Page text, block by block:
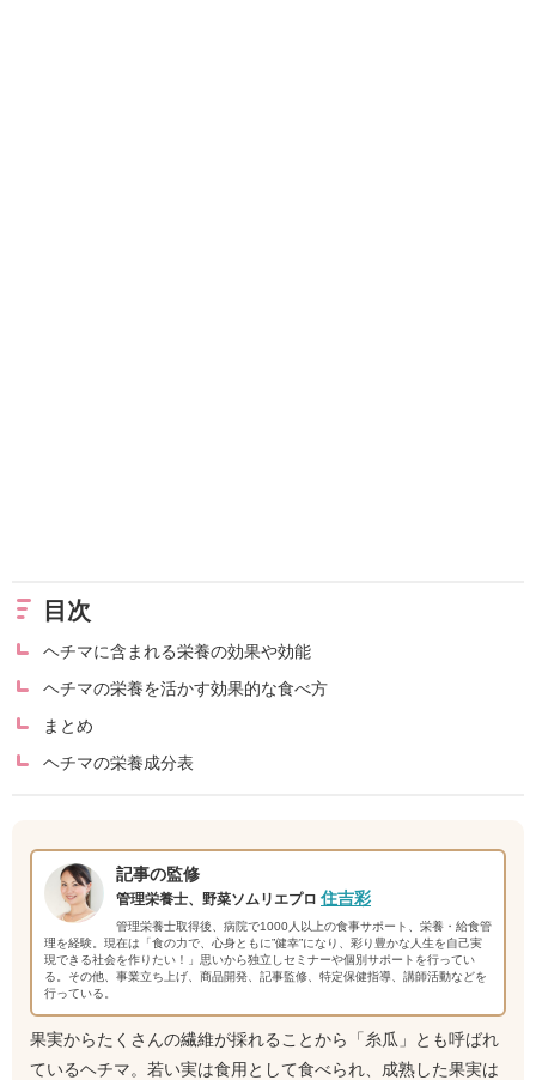
目次
ヘチマに含まれる栄養の効果や効能
ヘチマの栄養を活かす効果的な食べ方
まとめ
ヘチマの栄養成分表
記事の監修
管理栄養士、野菜ソムリエプロ 住吉彩
管理栄養士取得後、病院で1000人以上の食事サポート、栄養・給食管
理を経験。現在は「食の力で、心身ともに”健幸”になり、彩り豊かな人生を自己実
現できる社会を作りたい！」思いから独立しセミナーや個別サポートを行ってい
る。その他、事業立ち上げ、商品開発、記事監修、特定保健指導、講師活動などを
行っている。
果実からたくさんの繊維が採れることから「糸瓜」とも呼ばれ
ているヘチマ。若い実は食用として食べられ、成熟した果実は